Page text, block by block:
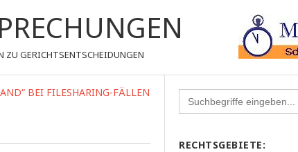
ZU GERICHTSENTSCHEIDUNGEN
BEI FILESHARING-FÄLLEN Search
for:
RECHTSGEBIETE: